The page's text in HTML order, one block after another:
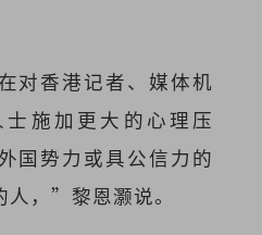
对香港记者、媒体机
施加更大的心理压
国势力或具公信力的
，”黎恩灏说。